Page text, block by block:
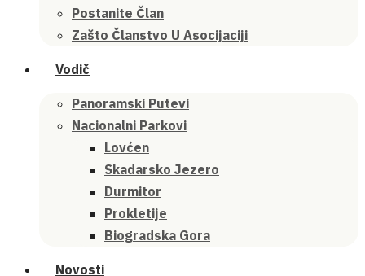
Postanite Član
Zašto Članstvo U Asocijaciji
Vodič
Panoramski Putevi
Nacionalni Parkovi
Lovćen
Skadarsko Jezero
Durmitor
Prokletije
Biogradska Gora
Novosti